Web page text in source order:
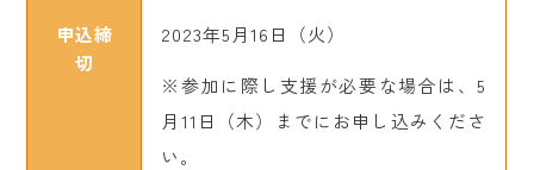
申込締
切
2023年5月16日（火）
※参加に際し支援が必要な場合は、5
月11日（木）までにお申し込みくださ
い。